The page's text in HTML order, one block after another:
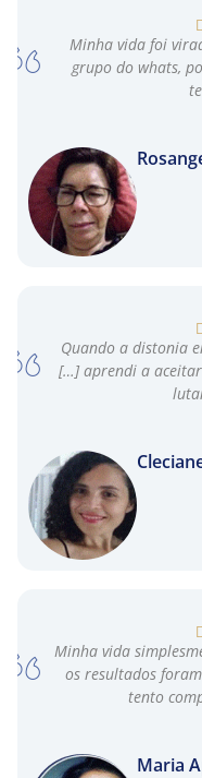
Minha vida foi
grupo do whats,
Quando a distonia
[…] aprendi a
Minha vida
os resultados
tento
Maria